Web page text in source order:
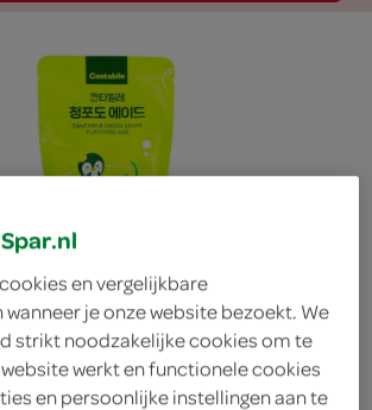
en vergelijkbare
je onze website bezoekt. We
strikt noodzakelijke cookies om te
werkt en functionele cookies
en persoonlijke instellingen aan te